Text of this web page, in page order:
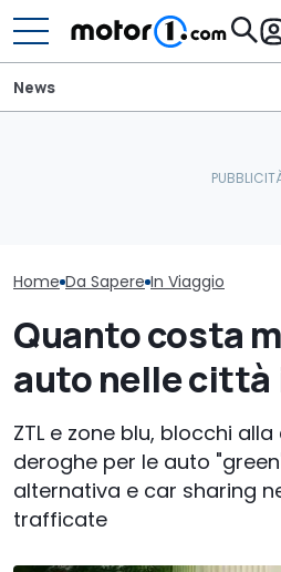
News
Home Da Sapere In Viaggio
Quanto costa
auto nelle
ZTL e zone blu, blocchi
deroghe per le auto
alternativa e car sharing
trafficate